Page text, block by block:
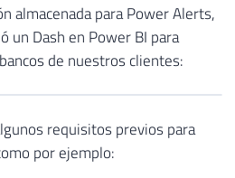
almacenada para Power Alerts,
un Dash en Power BI para
de nuestros clientes:
requisitos previos para
por ejemplo: